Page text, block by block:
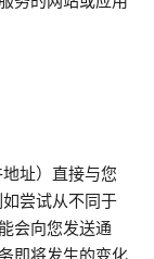
址）直接与您
尝试从不同于
会向您发送通